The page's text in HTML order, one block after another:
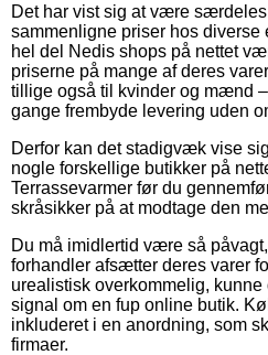
Det har vist sig at være
sammenligne priser hos diverse
hel del Nedis shops på nettet
priserne på mange af deres
tillige også til kvinder og mænd
gange frembyde levering uden
Derfor kan det stadigvæk vise
nogle forskellige butikker på
Terrassevarmer før du
skråsikker på at modtage den
Du må imidlertid være så
forhandler afsætter deres varer
urealistisk overkommelig,
signal om en fup online butik.
inkluderet i en anordning, som
firmaer.